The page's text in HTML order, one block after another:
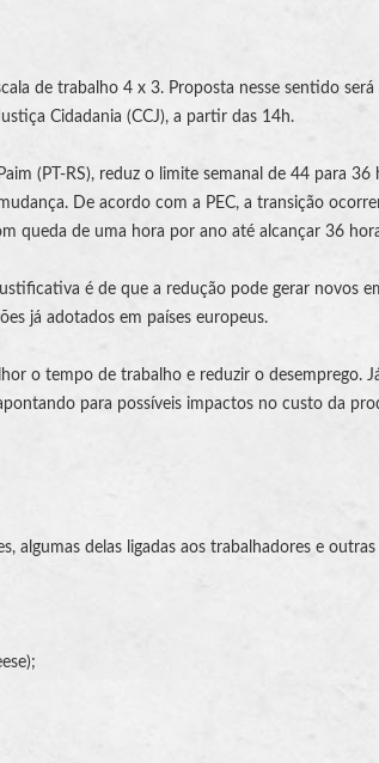
de trabalho 4 x 3. Proposta nesse sentido será
Cidadania (CCJ), a partir das 14h.
(PT-RS), reduz o limite semanal de 44 para 36
De acordo com a PEC, a transição
queda de uma hora por ano até alcançar 36
é de que a redução pode gerar novos
já adotados em países europeus.
o tempo de trabalho e reduzir o desemprego.
para possíveis impactos no custo da
algumas delas ligadas aos trabalhadores e